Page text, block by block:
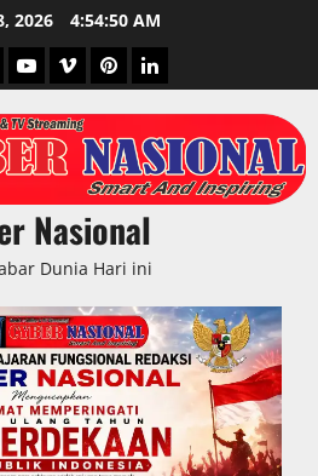
2026 4:54:51 AM
YoutubeVimeoPinterestLinkedIn
Nasional
Dunia Hari ini